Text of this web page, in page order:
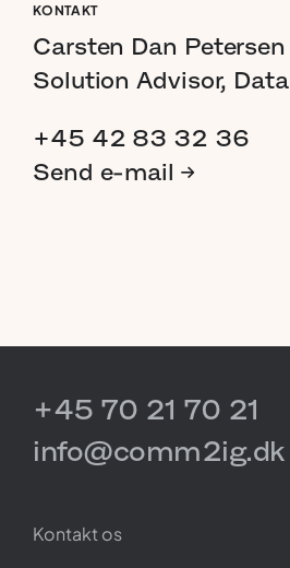
KONTAKT
Carsten Dan Petersen
Solution Advisor, Data
+45 42 83 32 36
Send e-mail →
+45 70 21 70 21
info@comm2ig.dk
Kontakt os